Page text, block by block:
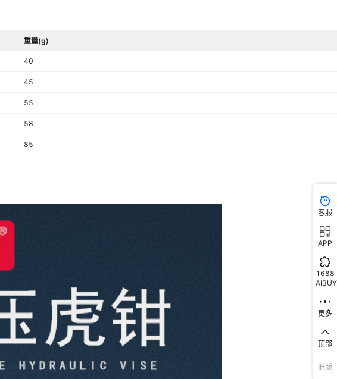
重量(g)
40
45
55
58
85
客服
APP
1688
AIBUY
更多
顶部
旧版